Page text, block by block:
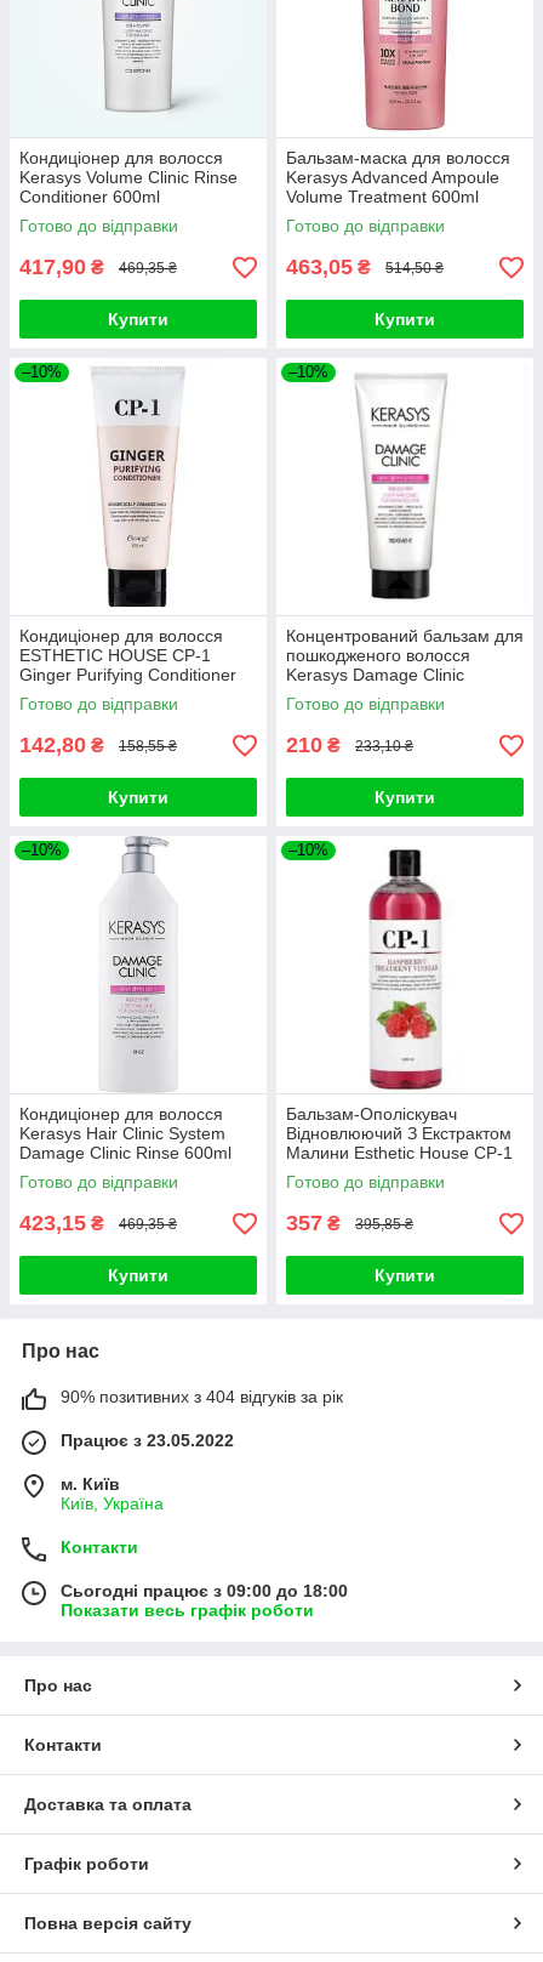
Кондиціонер для волосся
Kerasys Volume Clinic Rinse
Conditioner 600ml
Готово до відправки
417,90 ₴ 469,35 ₴
Купити
Бальзам-маска для волосся
Kerasys Advanced Ampoule
Volume Treatment 600ml
Готово до відправки
463,05 ₴ 514,50 ₴
Купити
–10%
Кондиціонер для волосся
ESTHETIC HOUSE CP-1
Ginger Purifying Conditioner
100ml
Готово до відправки
142,80 ₴ 158,55 ₴
Купити
–10%
Концентрований бальзам для
пошкодженого волосся
Kerasys Damage Clinic
Treatment 300ml
Готово до відправки
210 ₴ 233,10 ₴
Купити
–10%
Кондиціонер для волосся
Kerasys Hair Clinic System
Damage Clinic Rinse 600ml
Готово до відправки
423,15 ₴ 469,35 ₴
Купити
–10%
Бальзам-Ополіскувач
Відновлюючий З Екстрактом
Малини Esthetic House CP-1
RASPBERRY TREATMENT
VINEGAR
Готово до відправки
357 ₴ 395,85 ₴
Купити
Про нас
90% позитивних з 404 відгуків за рік
Працює з 23.05.2022
м. Київ
Київ, Україна
Контакти
Сьогодні працює з 09:00 до 18:00
Показати весь графік роботи
Про нас
Контакти
Доставка та оплата
Графік роботи
Повна версія сайту